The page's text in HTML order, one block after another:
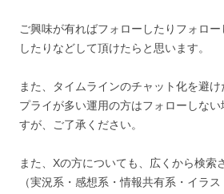
ご興味が有ればフォローしたりフォロ
したりなどして頂けたらと思います。
また、タイムラインのチャット化を避
プライが多い運用の方はフォローしな
すが、ご了承ください。
また、Xの方についても、広くから検索
（実況系・感想系・情報共有系・イラス